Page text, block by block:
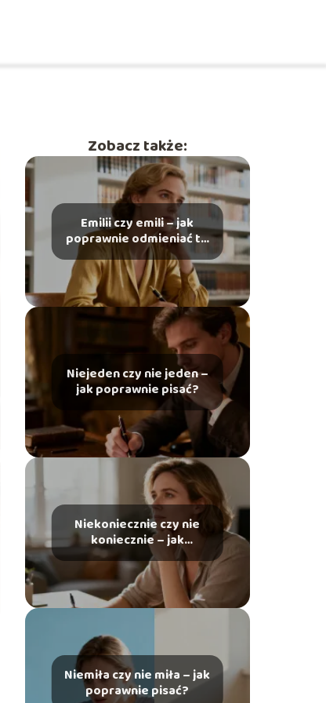
Zobacz także:
Emilii czy emili – jak
poprawnie odmieniać to
imię?
Niejeden czy nie jeden –
jak poprawnie pisać?
Niekoniecznie czy nie
koniecznie – jak
poprawnie pisać?
Niemiła czy nie miła – jak
poprawnie pisać?